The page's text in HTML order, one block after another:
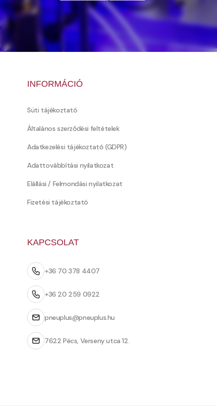
INFORMÁCIÓ
Süti tájékoztató
Általános szerződési feltételek
Adatkezelési tájékoztató (GDPR)
Adattovábbítási nyilatkozat
Elállási / Felmondási nyilatkozat
Fizetési tájékoztató
KAPCSOLAT
+36 70 378 4407
+36 20 259 0922
pneuplus@pneuplus.hu
7622 Pécs, Verseny utca 12.